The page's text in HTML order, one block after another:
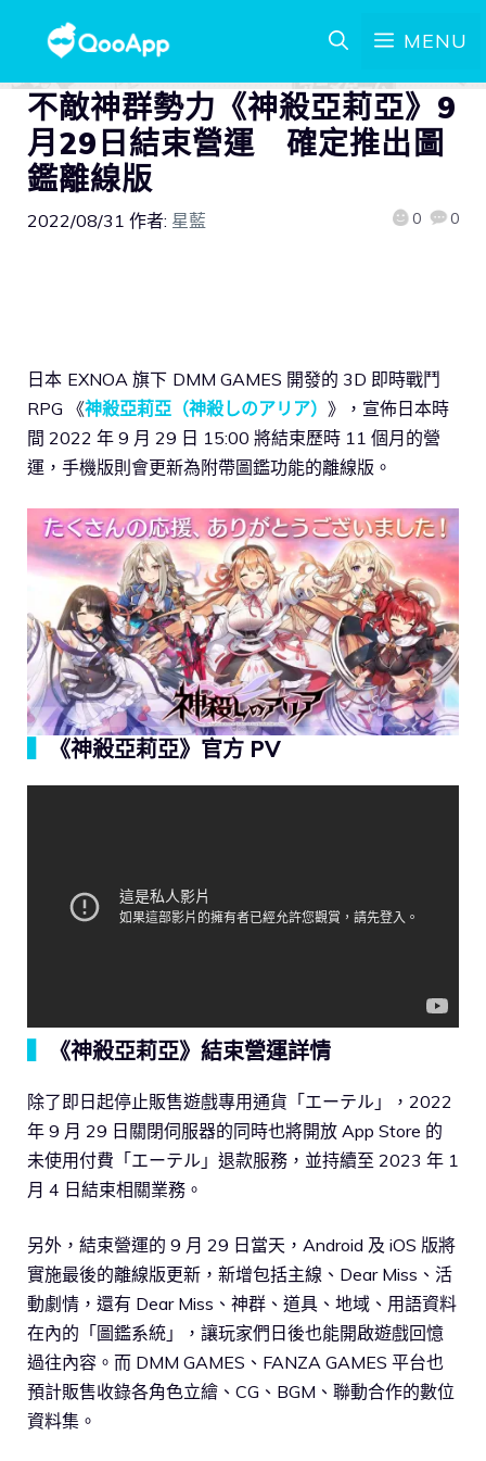
MENU
不敵神群勢力《神殺亞莉亞》9
月29日結束營運 確定推出圖
鑑離線版
2022/08/31 作者: 星藍 0 0
日本 EXNOA 旗下 DMM GAMES 開發的 3D 即時戰鬥
RPG 《神殺亞莉亞（神殺しのアリア） 》，宣佈日本時
間 2022 年 9 月 29 日 15:00 將結束歷時 11 個月的營
運，手機版則會更新為附帶圖鑑功能的離線版。
《神殺亞莉亞》官方 PV
《神殺亞莉亞》結束營運詳情
除了即日起停止販售遊戲專用通貨「エーテル」，2022
年 9 月 29 日關閉伺服器的同時也將開放 App Store 的
未使用付費「エーテル」退款服務，並持續至 2023 年 1
月 4 日結束相關業務。
另外，結束營運的 9 月 29 日當天，Android 及 iOS 版將
實施最後的離線版更新，新增包括主線、Dear Miss、活
動劇情，還有 Dear Miss、神群、道具、地域、用語資料
在內的「圖鑑系統」，讓玩家們日後也能開啟遊戲回憶
過往內容。而 DMM GAMES、FANZA GAMES 平台也
預計販售收錄各角色立繪、CG、BGM、聯動合作的數位
資料集。